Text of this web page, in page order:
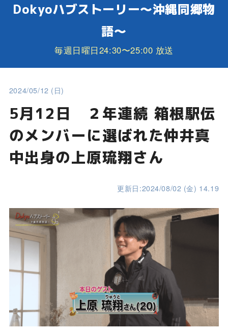
Dokyoハブストーリー～沖縄同郷物
語～
毎週日曜日24:30〜25:00 放送
2024/05/12 (日)
5月12日 ２年連続 箱根駅伝
のメンバーに選ばれた仲井真
中出身の上原琉翔さん
更新日:2024/08/02 (金) 14.19